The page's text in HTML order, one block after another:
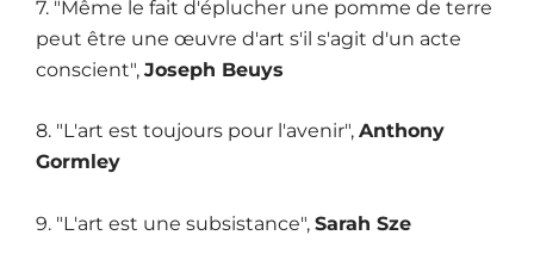
7. "Même le fait d'éplucher une pomme de terre
peut être une œuvre d'art s'il s'agit d'un acte
conscient", Joseph Beuys
8. "L'art est toujours pour l'avenir", Anthony
Gormley
9. "L'art est une subsistance", Sarah Sze